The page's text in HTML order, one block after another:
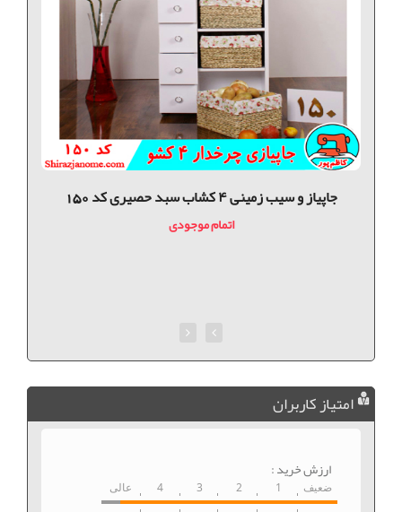
جاپیاز و سیب زمینی ۴ کشاب سبد حصیری کد 150
اتمام موجودی
امتیاز کاربران
ارزش خرید :
ضعیف 1
2
3
4 عالی